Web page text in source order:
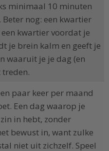
minimaal 10 minuten
. Beter nog: een kwartier
kwartier voordat je
je brein kalm en geeft je
waaruit je je dag (en
treden.
paar keer per maand
Een dag waarop je
in hebt, zonder
bewust in, want zulke
niet uit zichzelf. Speel